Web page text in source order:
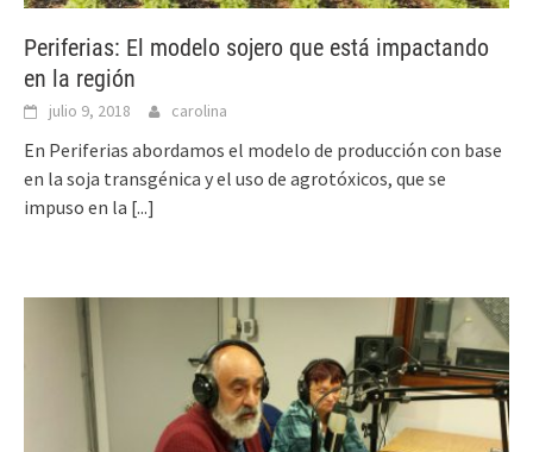
Periferias: El modelo sojero que está impactando
en la región
julio 9, 2018 carolina
En Periferias abordamos el modelo de producción con base
en la soja transgénica y el uso de agrotóxicos, que se
impuso en la [...]